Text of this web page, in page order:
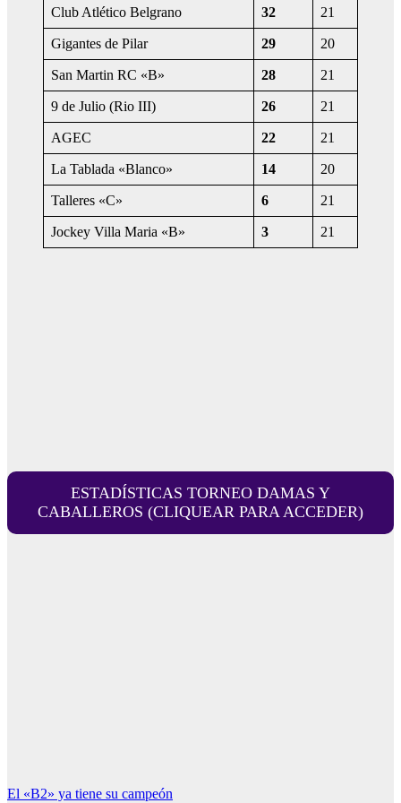
Club Atlético Belgrano 32 21
Gigantes de Pilar 29 20
San Martin RC «B» 28 21
9 de Julio (Rio III) 26 21
AGEC 22 21
La Tablada «Blanco» 14 20
Talleres «C» 6 21
Jockey Villa Maria «B» 3 21
ESTADÍSTICAS TORNEO DAMAS Y
CABALLEROS (CLIQUEAR PARA ACCEDER)
Navegación
El «B2» ya tiene su campeón